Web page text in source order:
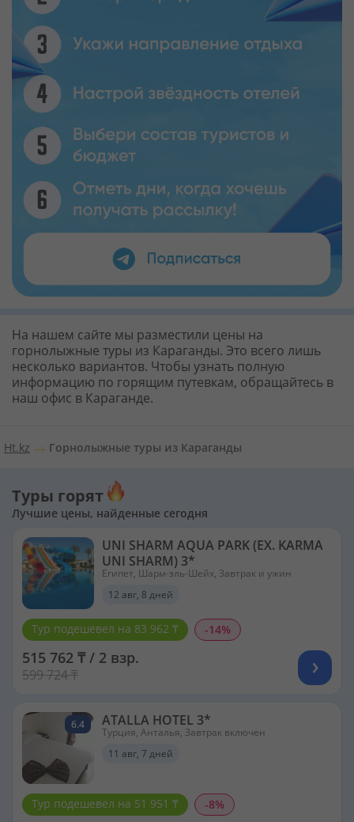
На нашем сайте мы разместили цены на
горнолыжные туры из Караганды. Это всего лишь
несколько вариантов. Чтобы узнать полную
информацию по горящим путевкам, обращайтесь в
наш офис в Караганде.
Ht.kz Горнолыжные туры из Караганды
Туры горят
Лучшие цены, найденные сегодня
UNI SHARM AQUA PARK (EX. KARMA
UNI SHARM) 3*
Египет, Шарм-эль-Шейх, Завтрак и ужин
12 авг, 8 дней
Тур подешевел на 83 962 ₸ -14%
515 762 ₸ / 2 взр.
599 724 ₸
6.4 ATALLA HOTEL 3*
Турция, Анталья, Завтрак включен
11 авг, 7 дней
Тур подешевел на 51 951 ₸ -8%